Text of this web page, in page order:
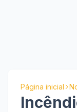
Página inicial